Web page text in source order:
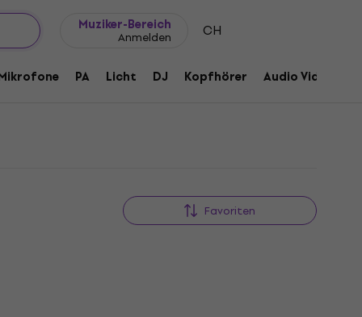
Muziker-Bereich
Anmelden CH
PA Licht DJ Kopfhörer Audio Video
Favoriten